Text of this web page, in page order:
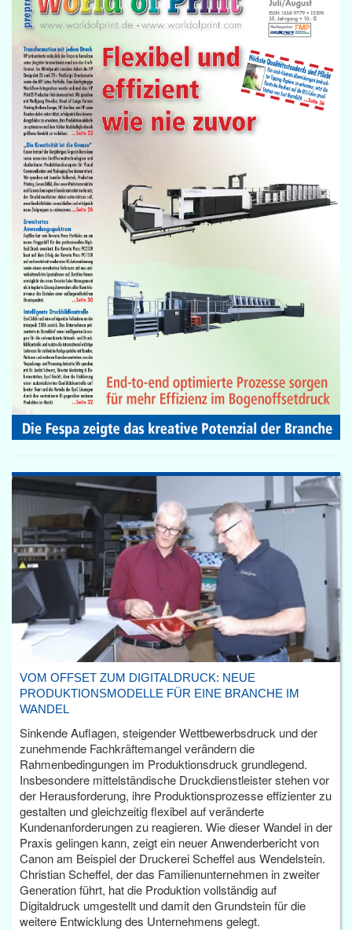
VOM OFFSET ZUM DIGITALDRUCK: NEUE
PRODUKTIONSMODELLE FÜR EINE BRANCHE IM
WANDEL
Sinkende Auflagen, steigender Wettbewerbsdruck und der
zunehmende Fachkräftemangel verändern die
Rahmenbedingungen im Produktionsdruck grundlegend.
Insbesondere mittelständische Druckdienstleister stehen vor
der Herausforderung, ihre Produktionsprozesse effizienter zu
gestalten und gleichzeitig flexibel auf veränderte
Kundenanforderungen zu reagieren. Wie dieser Wandel in der
Praxis gelingen kann, zeigt ein neuer Anwenderbericht von
Canon am Beispiel der Druckerei Scheffel aus Wendelstein.
Christian Scheffel, der das Familienunternehmen in zweiter
Generation führt, hat die Produktion vollständig auf
Digitaldruck umgestellt und damit den Grundstein für die
weitere Entwicklung des Unternehmens gelegt.